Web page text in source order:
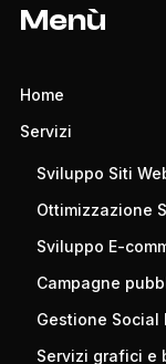
Menù
Home
Servizi
Sviluppo Siti
Ottimizzazione
Sviluppo E-
Campagne
Gestione Social
Servizi grafici e